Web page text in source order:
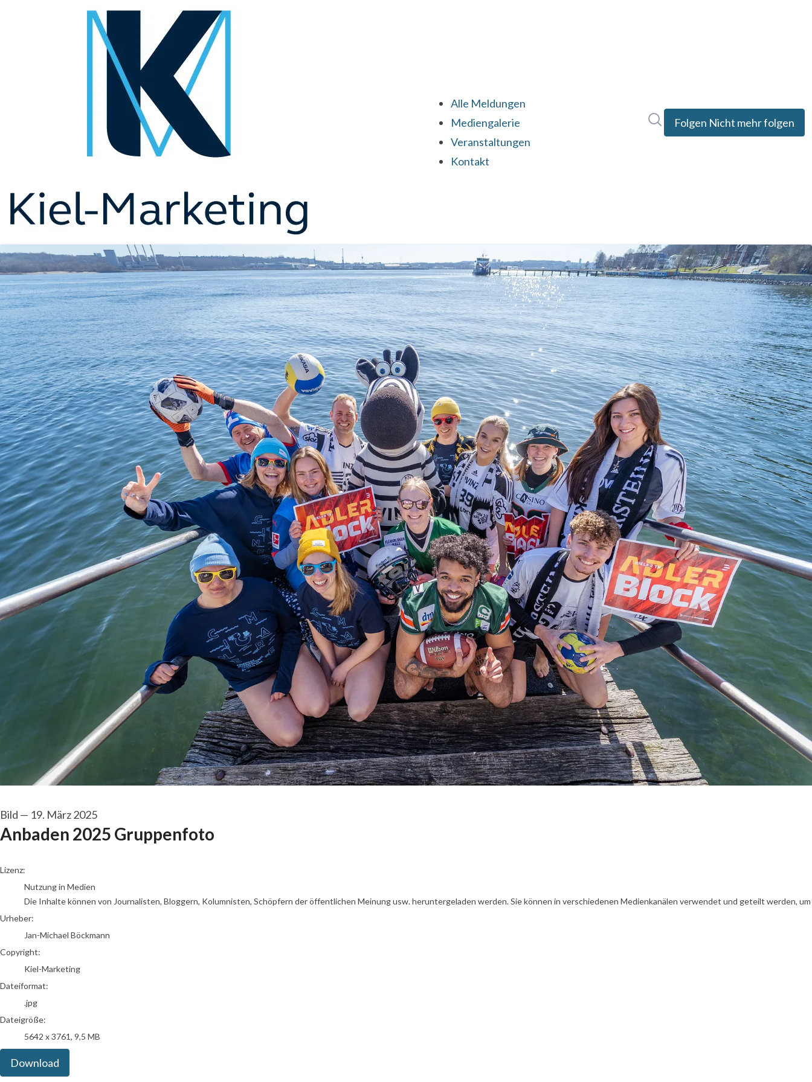
Alle Meldungen
Mediengalerie
Veranstaltungen
Kontakt
Folgen Nicht mehr folgen
Bild — 19. März 2025
Anbaden 2025 Gruppenfoto
Jan-Michael Böckmann
Lizenz:
Nutzung in Medien
Die Inhalte können von Journalisten, Bloggern, Kolumnisten, Schöpfern der öffentlichen Meinung usw. heruntergeladen werden. Sie können in verschiedenen Medienkanälen verwendet und geteilt
Urheber:
Jan-Michael Böckmann
Copyright:
Kiel-Marketing
Dateiformat:
.jpg
Dateigröße:
5642 x 3761, 9,5 MB
Download